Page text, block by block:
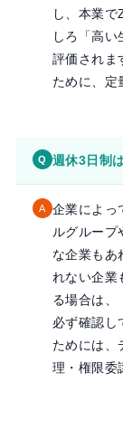
し、本業
しろ「高
評価されま
ために、定
Q 週休3日制
A
企業によっ
ルグループ
な企業もあ
れない企業
る場合は、
必ず確認し
ためには、
理・権限委